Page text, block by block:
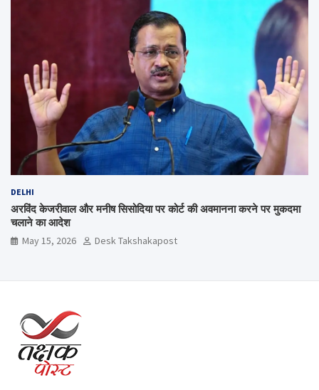
DELHI
अरविंद केजरीवाल और मनीष सिसोदिया पर कोर्ट की अवमानना करने पर मुकदमा
चलाने का आदेश
May 15, 2026 Desk Takshakapost